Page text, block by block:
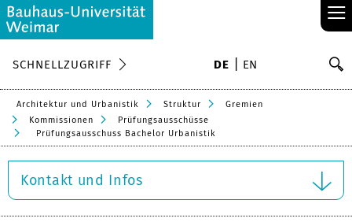
≡
SCHNELLZUGRIFF DE EN
Architektur und Urbanistik Struktur
Gremien
Kommissionen
Prüfungsausschüsse
Prüfungsausschuss Bachelor Urbanistik
Kontakt und Infos